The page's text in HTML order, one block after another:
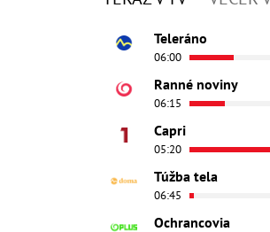
Teleráno
06:00
Ranné noviny
06:15
Capri
05:20
Túžba tela
06:45
Ochrancovia